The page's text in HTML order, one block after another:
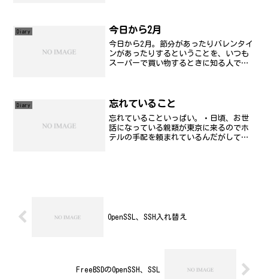
Diary 今日から2月
今日から2月。節分があったりバレンタイ
ンがあったりするということを、いつも
スーパーで買い物するときに知る人で
も、既に12...
Diary 忘れていること
忘れていることいっぱい。・日頃、お世
話になっている親類が東京に来るのでホ
テルの手配を頼まれているんだがしてい
OpenSSL、SSH入れ替え
FreeBSDのOpenSSH、SSL